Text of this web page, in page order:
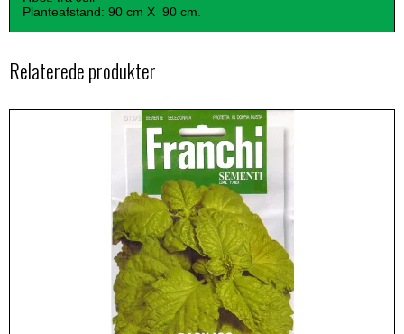
Planteafstand: 90 cm X 90 cm.
Relaterede produkter